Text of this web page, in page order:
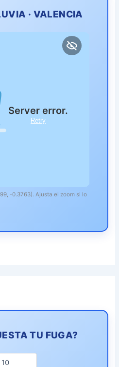
· VALENCIA
-0.3763). Ajusta el zoom si lo
TU FUGA?